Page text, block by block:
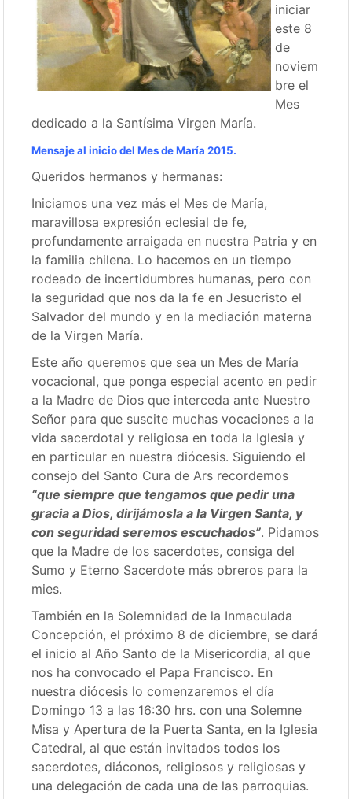
iniciar
este 8
de
noviem
bre el
Mes
dedicado a la Santísima Virgen María.
Mensaje al inicio del Mes de María 2015.
Queridos hermanos y hermanas:
Iniciamos una vez más el Mes de María,
maravillosa expresión eclesial de fe,
profundamente arraigada en nuestra Patria y en
la familia chilena. Lo hacemos en un tiempo
rodeado de incertidumbres humanas, pero con
la seguridad que nos da la fe en Jesucristo el
Salvador del mundo y en la mediación materna
de la Virgen María.
Este año queremos que sea un Mes de María
vocacional, que ponga especial acento en pedir
a la Madre de Dios que interceda ante Nuestro
Señor para que suscite muchas vocaciones a la
vida sacerdotal y religiosa en toda la Iglesia y
en particular en nuestra diócesis. Siguiendo el
consejo del Santo Cura de Ars recordemos
“que siempre que tengamos que pedir una
gracia a Dios, dirijámosla a la Virgen Santa, y
con seguridad seremos escuchados”. Pidamos
que la Madre de los sacerdotes, consiga del
Sumo y Eterno Sacerdote más obreros para la
mies.
También en la Solemnidad de la Inmaculada
Concepción, el próximo 8 de diciembre, se dará
el inicio al Año Santo de la Misericordia, al que
nos ha convocado el Papa Francisco. En
nuestra diócesis lo comenzaremos el día
Domingo 13 a las 16:30 hrs. con una Solemne
Misa y Apertura de la Puerta Santa, en la Iglesia
Catedral, al que están invitados todos los
sacerdotes, diáconos, religiosos y religiosas y
una delegación de cada una de las parroquias.